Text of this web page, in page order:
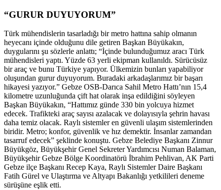
“GURUR DUYUYORUM”
Türk mühendislerin tasarladığı bir metro hattına sahip olmanın
heyecanı içinde olduğunu dile getiren Başkan Büyükakın,
duygularını şu sözlerle anlattı; “İçinde bulunduğumuz aracı Türk
mühendisleri yaptı. Yüzde 63 yerli ekipman kullanıldı. Sürücüsüz
bir araç ve bunu Türkiye yapıyor. Ülkemizin bunları yapabiliyor
oluşundan gurur duyuyorum. Buradaki arkadaşlarımız bir başarı
hikayesi yazıyor.” Gebze OSB-Darıca Sahil Metro Hattı’nın 15,4
kilometre uzunluğunda çift hat olarak inşa edildiğini söyleyen
Başkan Büyükakın, “Hattımız günde 330 bin yolcuya hizmet
edecek. Trafikteki araç sayısı azalacak ve dolayısıyla şehrin havası
daha temiz olacak. Raylı sistemler en güvenli ulaşım sistemlerinden
biridir. Metro; konfor, güvenlik ve hız demektir. İnsanlar zamandan
tasarruf edecek” şeklinde konuştu. Gebze Belediye Başkanı Zinnur
Büyükgöz, Büyükşehir Genel Sekreter Yardımcısı Numan Balaman,
Büyükşehir Gebze Bölge Koordinatörü İbrahim Pehlivan, AK Parti
Gebze ilçe Başkanı Recep Kaya, Raylı Sistemler Daire Başkanı
Fatih Gürel ve Ulaştırma ve Altyapı Bakanlığı yetkilileri deneme
sürüşüne eşlik etti.